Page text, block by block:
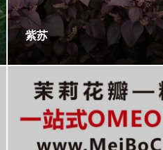
紫苏
茉莉